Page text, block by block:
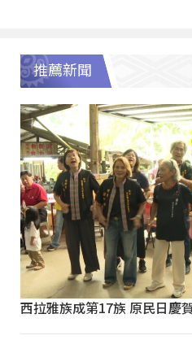
推薦新聞
西拉雅族成第17族 原民日慶